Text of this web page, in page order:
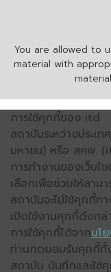
You are allowed to
material with
การใช้คุกกี้ของ itd
สถาบันระหว่างประเ
มหาชน) หรือ สคพ.
การทำงานของเว็บไ
เลือกเพื่อช่วยให้สาม
สถาบันจะไม่ใช้คุกกี้ท
เปิดใช้งานคุกกี้ดังก
การใช้คุกกี้ได้จากนโ
ท่านกดยอมรับคุกกี้ทั้
สถาบัน บันทึกและใช้